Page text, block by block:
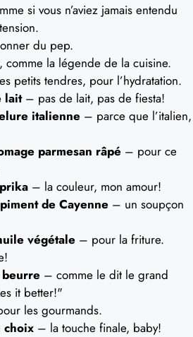
si vous n’aviez jamais entendu
du pep.
comme la légende de la cuisine.
petits tendres, pour l’hydratation.
lait– pas de lait, pas de fiesta!
italienne – parce que l’italien,
parmesan râpé – pour ce
– la couleur, mon amour!
de Cayenne – un soupçon
végétale – pour la friture.
– comme le dit le grand
it better!"
les gourmands.
choix – la touche finale, baby!